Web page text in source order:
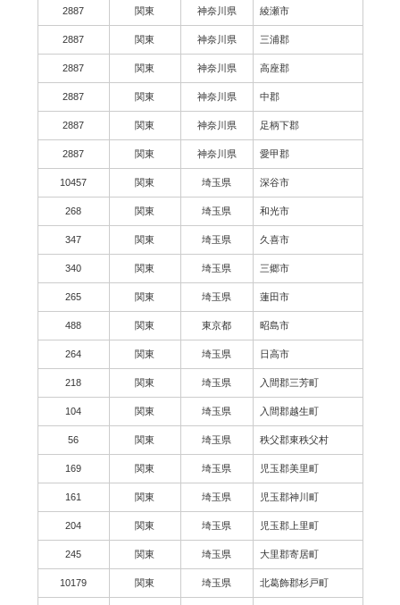
2887 関東 神奈川県 綾瀬市
2887 関東 神奈川県 三浦郡
2887 関東 神奈川県 高座郡
2887 関東 神奈川県 中郡
2887 関東 神奈川県 足柄下郡
2887 関東 神奈川県 愛甲郡
10457 関東 埼玉県 深谷市
268 関東 埼玉県 和光市
347 関東 埼玉県 久喜市
340 関東 埼玉県 三郷市
265 関東 埼玉県 蓮田市
488 関東 東京都 昭島市
264 関東 埼玉県 日高市
218 関東 埼玉県 入間郡三芳町
104 関東 埼玉県 入間郡越生町
56 関東 埼玉県 秩父郡東秩父村
169 関東 埼玉県 児玉郡美里町
161 関東 埼玉県 児玉郡神川町
204 関東 埼玉県 児玉郡上里町
245 関東 埼玉県 大里郡寄居町
10179 関東 埼玉県 北葛飾郡杉戸町